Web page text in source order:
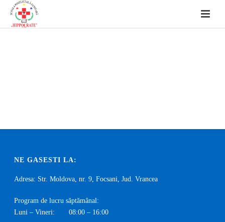
NE GASESTI LA:
Adresa: Str. Moldova, nr. 9, Focsani, Jud. Vrancea
Program de lucru săptămânal:
Luni – Vineri: 08:00 – 16:00